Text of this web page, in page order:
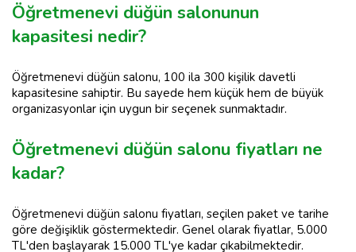
Öğretmenevi düğün salonunun
kapasitesi nedir?
Öğretmenevi düğün salonu, 100 ila 300 kişilik davetli
kapasitesine sahiptir. Bu sayede hem küçük hem de büyük
organizasyonlar için uygun bir seçenek sunmaktadır.
Öğretmenevi düğün salonu fiyatları ne
kadar?
Öğretmenevi düğün salonu fiyatları, seçilen paket ve tarihe
göre değişiklik göstermektedir. Genel olarak fiyatlar, 5.000
TL'den başlayarak 15.000 TL'ye kadar çıkabilmektedir.